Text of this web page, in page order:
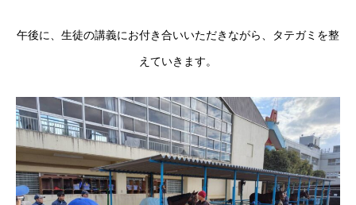
午後に、生徒の講義にお付き合いいただきながら、タテガミを整
えていきます。